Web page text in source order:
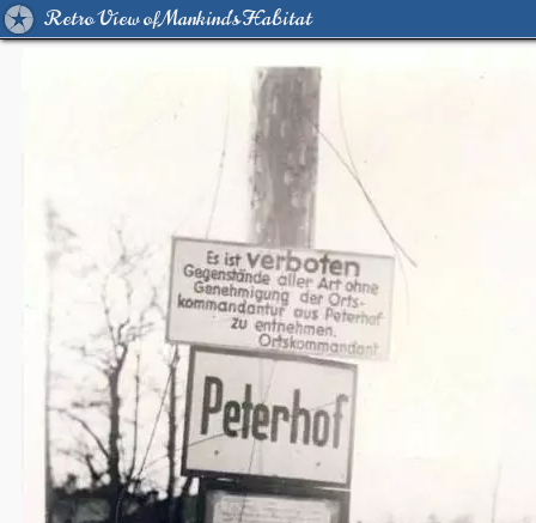
Retro View of Mankind's Habitat